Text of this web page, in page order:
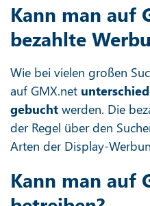
Kann man auf
bezahlte
Wie bei vielen großen
auf GMX.net
gebucht werden. Die
der Regel über den
Arten der Display-
Kann man auf